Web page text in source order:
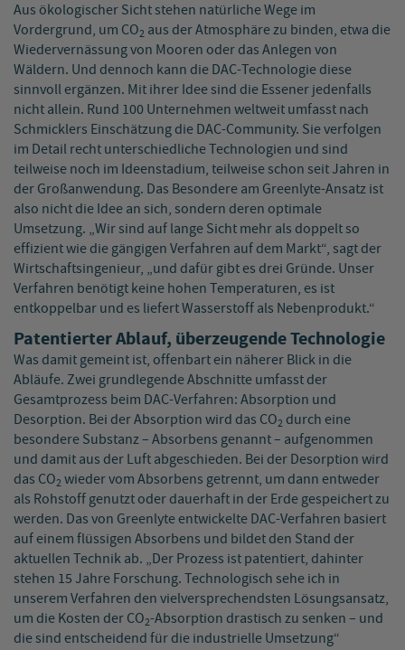
Aus ökologischer Sicht stehen natürliche Wege im
Vordergrund, um CO2 aus der Atmosphäre zu binden, etwa die
Wiedervernässung von Mooren oder das Anlegen von
Wäldern. Und dennoch kann die DAC-Technologie diese
sinnvoll ergänzen. Mit ihrer Idee sind die Essener jedenfalls
nicht allein. Rund 100 Unternehmen weltweit umfasst nach
Schmicklers Einschätzung die DAC-Community. Sie verfolgen
im Detail recht unterschiedliche Technologien und sind
teilweise noch im Ideenstadium, teilweise schon seit Jahren in
der Großanwendung. Das Besondere am Greenlyte-Ansatz ist
also nicht die Idee an sich, sondern deren optimale
Umsetzung. „Wir sind auf lange Sicht mehr als doppelt so
effizient wie die gängigen Verfahren auf dem Markt“, sagt der
Wirtschaftsingenieur, „und dafür gibt es drei Gründe. Unser
Verfahren benötigt keine hohen Temperaturen, es ist
entkoppelbar und es liefert Wasserstoff als Nebenprodukt.“
Patentierter Ablauf, überzeugende Technologie
Was damit gemeint ist, offenbart ein näherer Blick in die
Abläufe. Zwei grundlegende Abschnitte umfasst der
Gesamtprozess beim DAC-Verfahren: Absorption und
Desorption. Bei der Absorption wird das CO2 durch eine
besondere Substanz – Absorbens genannt – aufgenommen
und damit aus der Luft abgeschieden. Bei der Desorption wird
das CO2wieder vom Absorbens getrennt, um dann entweder
als Rohstoff genutzt oder dauerhaft in der Erde gespeichert zu
werden. Das von Greenlyte entwickelte DAC-Verfahren basiert
auf einem flüssigen Absorbens und bildet den Stand der
aktuellen Technik ab. „Der Prozess ist patentiert, dahinter
stehen 15 Jahre Forschung. Technologisch sehe ich in
unserem Verfahren den vielversprechendsten Lösungsansatz,
um die Kosten der CO2-Absorption drastisch zu senken – und
die sind entscheidend für die industrielle Umsetzung“